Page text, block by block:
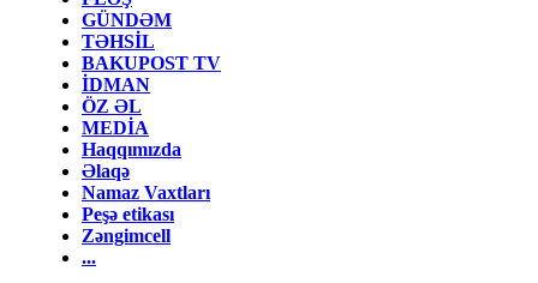
GÜNDƏM
TƏHSİL
BAKUPOST TV
İDMAN
ÖZ ƏL
MEDİA
Haqqımızda
Əlaqə
Namaz Vaxtları
Peşə etikası
Zəngimcell
...